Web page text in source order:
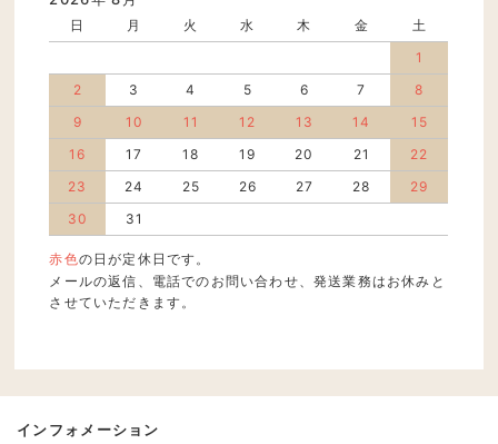
日 月 火 水 木 金
土
1
2
3 4 5 6 7
8
9
10 11 12 13 14
15
16
17 18 19 20 21
22
23
24 25 26 27 28
29
30
31
赤色の日が定休日です。
メールの返信、電話でのお問い合わせ、発送業務はお休みと
させていただきます。
インフォメーション